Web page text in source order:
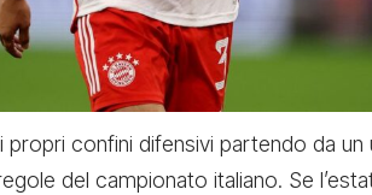
propri confini difensivi partendo da
del campionato italiano. Se